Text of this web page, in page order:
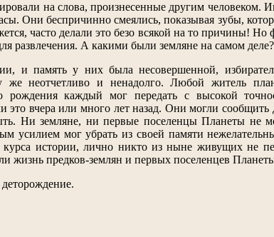
на слова, произнесенные другим человеком.
Они беспричинно смеялись, показывая зубы,
часто делали это безо всякой на то причины!
развлечения. А какими были земляне на самом деле?
и память у них была несовершенной,
же неотчетливо и ненадолго. Любой житель
каждый мог передать с высокой
вчера или много лет назад. Они могли
Ни земляне, ни первые поселенцы Планеты не
усилием мог убрать из своей памяти
курса истории, лично никто из ныне живущих не
жизнь предков-землян и первых поселенцев